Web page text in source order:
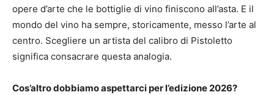
opere d’arte che le bottiglie di vino finiscono all’asta. E il
mondo del vino ha sempre, storicamente, messo l’arte al
centro. Scegliere un artista del calibro di Pistoletto
significa consacrare questa analogia.
Cos’altro dobbiamo aspettarci per l’edizione 2026?